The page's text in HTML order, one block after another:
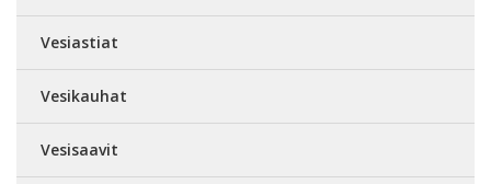
Vesiastiat
Vesikauhat
Vesisaavit